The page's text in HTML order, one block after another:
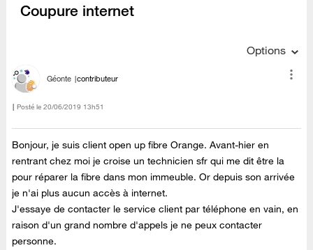
Coupure internet
Options
Géonte contributeur
Posté le ‎20/06/2019 13h51
Bonjour, je suis client open up fibre Orange. Avant-hier en
rentrant chez moi je croise un technicien sfr qui me dit être la
pour réparer la fibre dans mon immeuble. Or depuis son arrivée
je n'ai plus aucun accès à internet.
J'essaye de contacter le service client par téléphone en vain, en
raison d'un grand nombre d'appels je ne peux contacter
personne.